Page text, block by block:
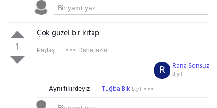
1
Çok güzel bir kitap
Paylaş: Daha fazla
Rana Sonsuz
8 yıl
R
Aynı fikirdeyiz Tuğba Blk 8 yıl